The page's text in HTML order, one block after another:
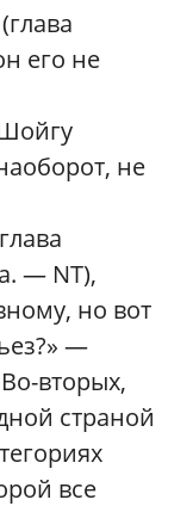
его не
не
— NT),
но вот
—
вторых,
страной
все